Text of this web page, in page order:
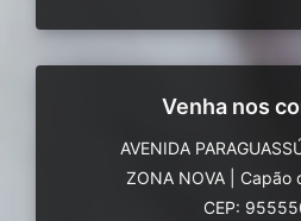
Venha nos
AVENIDA
ZONA NOVA
Capão
CEP: